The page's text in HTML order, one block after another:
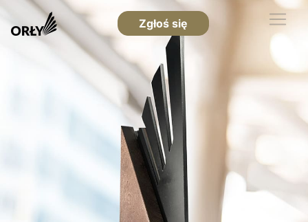
Zgłoś się